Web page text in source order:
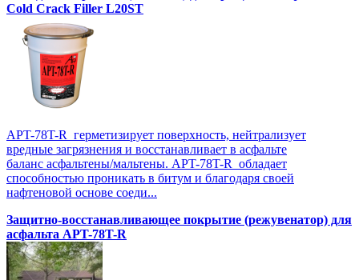
Cold Crack Filler L20SТ
APT-78T-R герметизирует поверхность, нейтрализует
вредные загрязнения и восстанавливает в асфальте
баланс асфальтены/мальтены. APT-78T-R обладает
способностью проникать в битум и благодаря своей
нафтеновой основе соеди...
Защитно-восстанавливающее покрытие (режувенатор) для
асфальта APT-78T-R